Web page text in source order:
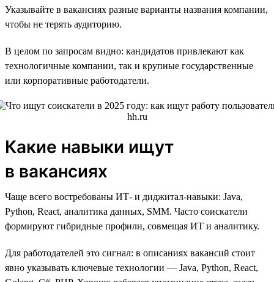
Указывайте в вакансиях разные варианты названия компании,
чтобы не терять аудиторию.
В целом по запросам видно: кандидатов привлекают как
технологичные компании, так и крупные государственные
или корпоративные работодатели.
Какие навыки ищут
в вакансиях
Чаще всего востребованы ИТ- и диджитал-навыки: Java,
Python, React, аналитика данных, SMM. Часто соискатели
формируют гибридные профили, совмещая ИТ и аналитику.
Для работодателей это сигнал: в описаниях вакансий стоит
явно указывать ключевые технологии — Java, Python, React,